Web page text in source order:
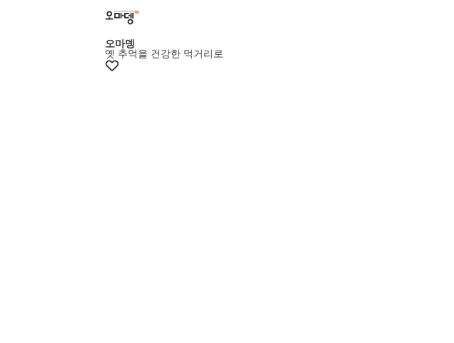
최대15% 쿠폰
오마뎅
옛 추억을 건강한 먹거리로